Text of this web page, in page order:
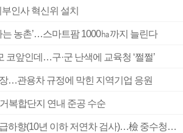
인사 혁신위 설치
는 농촌’…스마트팜 1000㏊까지 늘린다
코앞인데…구·군 난색에 교육청 ‘쩔쩔’
…관용차 규정에 막힌 지역기업 응원
복합단지 연내 준공 수순
■ 검사 신분 버리고 직급하향(10년 이하 저연차 검사)…檢 중수청행 기피